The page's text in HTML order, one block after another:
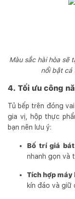
Màu sắc hài hòa sẽ
nổi bật cá
4. Tối ưu công
Tủ bếp trên đóng
gia vị, hộp thực
bạn nên lưu ý:
Bố trí giá
nhanh gọn và
Tích hợp
kín đáo và giữ